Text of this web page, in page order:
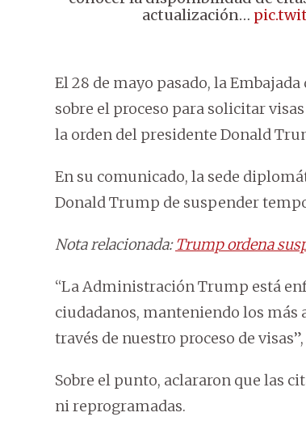
actualización…
El 28 de mayo pasado, la
sobre el proceso para solicitar
la orden del presidente Donald
En su comunicado, la sede
Donald Trump de suspender
Nota relacionada:Trump ordena
“La Administración Trump está
ciudadanos, manteniendo los más
través de nuestro proceso de
Sobre el punto, aclararon que las
ni reprogramadas.